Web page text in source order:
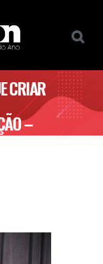
CRIAR
–